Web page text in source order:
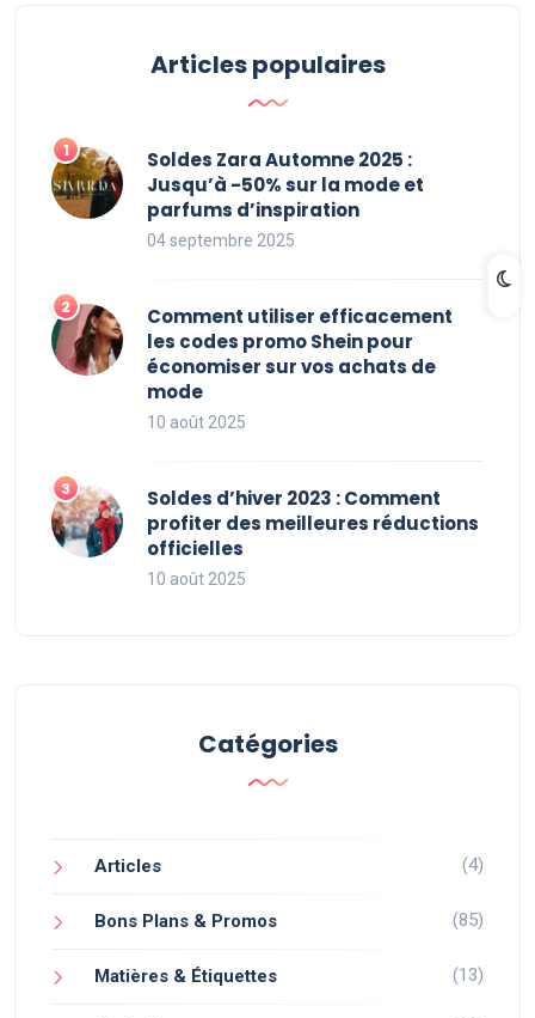
Articles populaires
Soldes Zara Automne 2025 :
Jusqu’à -50% sur la mode et
parfums d’inspiration
04 septembre 2025
Comment utiliser efficacement
les codes promo Shein pour
économiser sur vos achats de
mode
10 août 2025
Soldes d’hiver 2023 : Comment
profiter des meilleures réductions
officielles
10 août 2025
Catégories
Articles (4)
Bons Plans & Promos (85)
Matières & Étiquettes (13)